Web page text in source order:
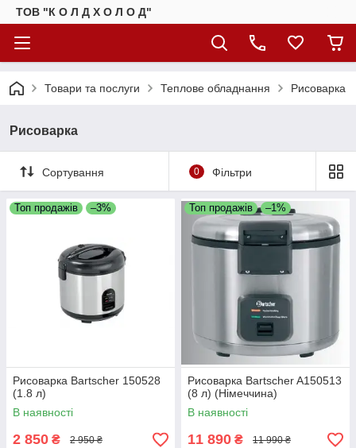
ТОВ "К О Л Д Х О Л О Д"
Товари та послуги Теплове обладнання Рисоварка
Рисоварка
Сортування 0 Фільтри
Топ продажів –3%
Рисоварка Bartscher 150528
(1.8 л)
В наявності
2 850 ₴ 2 950 ₴
Топ продажів –1%
Рисоварка Bartscher A150513
(8 л) (Німеччина)
В наявності
11 890 ₴ 11 990 ₴